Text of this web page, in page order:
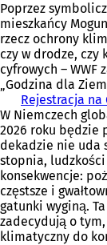
Poprzez
mieszkańcy
rzecz ochrony
czy w drodze, czy
cyfrowych – WWF
„Godzina dla
Rejestracja na
W Niemczech
2026 roku będzie
dekadzie nie uda
stopnia,
konsekwencje:
częstsze i
gatunki wyginą.
zadecydują o
klimatyczny do